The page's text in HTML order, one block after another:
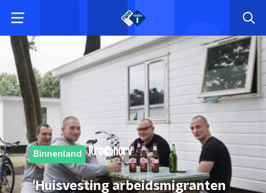
Binnenland
'Huisvesting arbeidsmigranten